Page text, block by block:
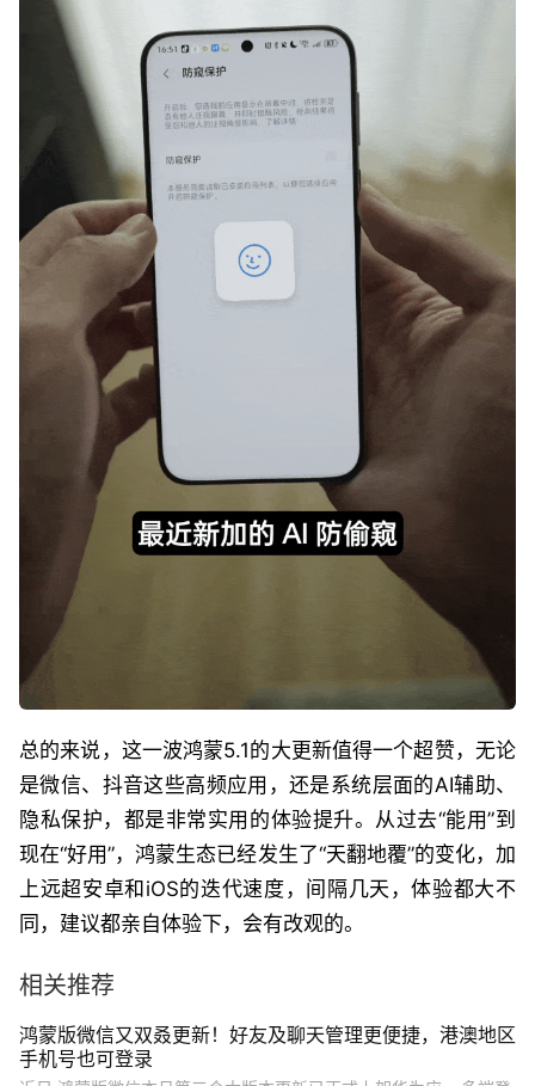
总的来说，这一波鸿蒙5.1的大更新值得一个超赞，无论
是微信、抖音这些高频应用，还是系统层面的AI辅助、
隐私保护，都是非常实用的体验提升。从过去“能用”到
现在“好用”，鸿蒙生态已经发生了“天翻地覆”的变化，加
上远超安卓和iOS的迭代速度，间隔几天，体验都大不
同，建议都亲自体验下，会有改观的。
相关推荐
鸿蒙版微信又双叒更新！好友及聊天管理更便捷，港澳地区
手机号也可登录